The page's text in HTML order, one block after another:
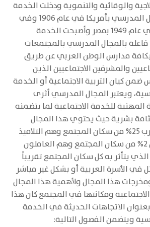
والوقائية والتنموية ودخلت الخدمة
الاجتماعية المجال المدرسي بأمريكا في عام 1906 وفي
الوطن العربي في عام 1949 بمصر وأصبحت الخدمة
فاعلة بالمجال المدرسي بالمجتمعات
بكافة مدارس الوطن العربي عن طريق
والمشرفين الاجتماعيين الذين
ضمن كيان التربية الاجتماعية أو الخدمة
ويعتبر المجال المدرسي أثرى
المهنية للخدمة الاجتماعية لما يتضمنه
بشرية حيث يحتوي هذا المجال
بداخله نسبة تقارب 25% من سكان المجتمع وهم التلاميذ
والطلاب ويتضمن 2% من سكان المجتمع وهم العاملون
يتأثر به كل سكان المجتمع تقريباً
في الأسرة العربية أو بشكل غير مباشر
هذا المجال ولأهمية هذا المجال
ومكانتها في المجتمع كان هذا
الاتجاهات الحديثة في الخدمة
ويتضمن الفصول التالية: